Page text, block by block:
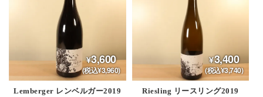
3,600
(税込¥3,960)
Lemberger レンベルガー2019
3,400
(税込¥3,740)
Riesling リースリング2019